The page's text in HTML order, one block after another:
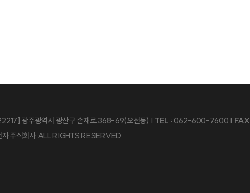
광주광역시 광산구 손재로 368-69(오선동) | TEL : 062-600-7600 | FAX
주식회사 ALL RIGHTS RESERVED